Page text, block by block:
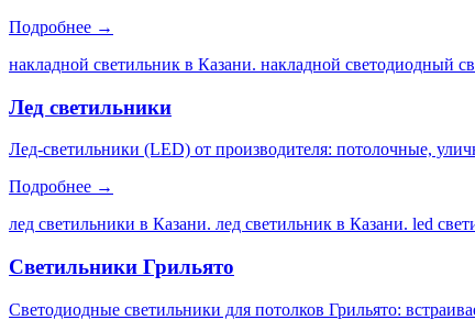
Подробнее →
накладной светильник в Казани. накладной светодиодный
Лед светильники
Лед-светильники (LED) от производителя: потолочные,
Подробнее →
лед светильники в Казани. лед светильник в Казани. led
Светильники Грильято
Светодиодные светильники для потолков Грильято: